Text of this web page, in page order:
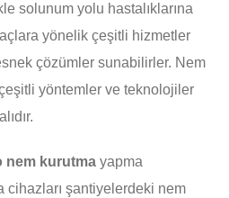
solunum yolu hastalıklarına
yönelik çeşitli hizmetler
çözümler sunabilirler. Nem
yöntemler ve teknolojiler
nem kurutma yapma
cihazları şantiyelerdeki nem